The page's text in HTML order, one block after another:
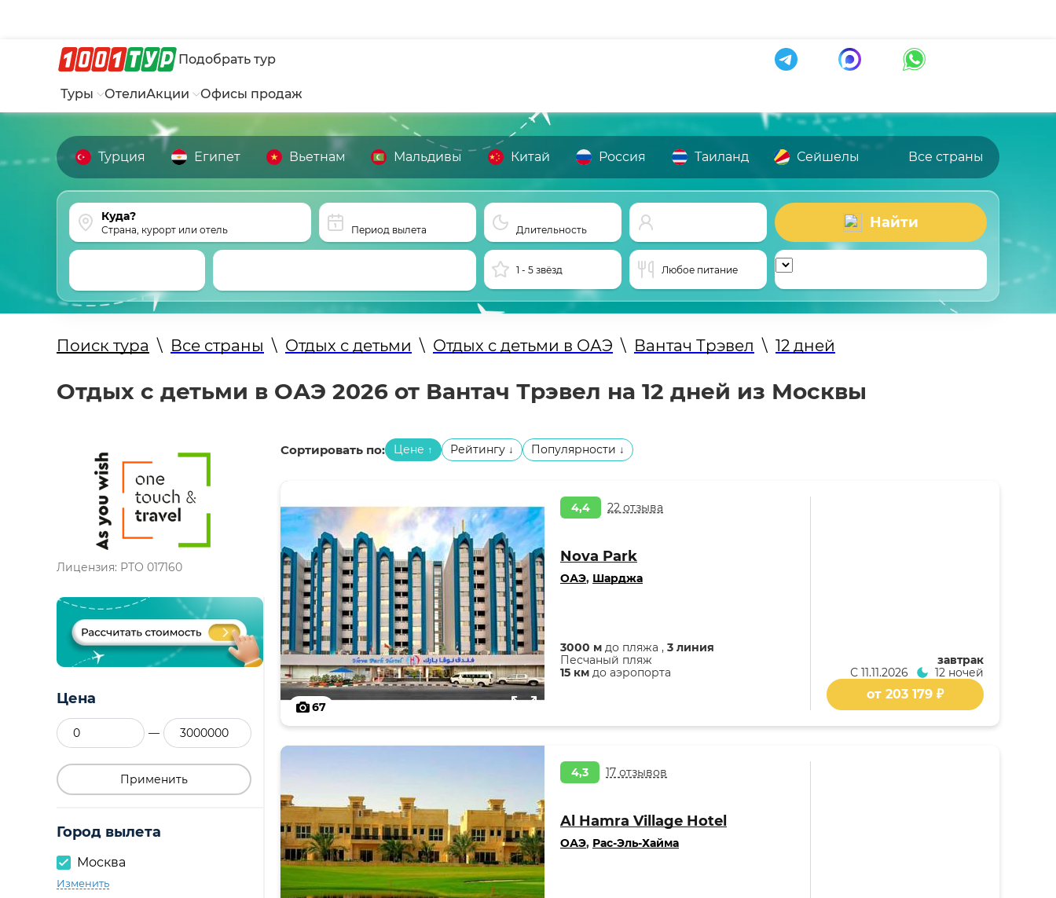
Подобрать тур
Туры ОтелиАкции Офисы продаж
Турция Египет Вьетнам Мальдивы Китай Россия Таиланд Сейшелы Все страны
Страна, курорт или отель Период вылета Длительность Найти
1 - 5 звёзд Любое питание
Поиск тура \ Все страны \ Отдых с детьми \ Отдых с детьми в ОАЭ \ Вантач Трэвел \ 12 дней
Отдых с детьми в ОАЭ 2026 от Вантач Трэвел на 12 дней из Москвы
Лицензия: РТО 017160
Цена
—
Применить
Город вылета
Москва
Изменить
Сортировать по: Цене ↑ Рейтингу ↓ Популярности ↓
67
4,4 22 отзыва
Nova Park
ОАЭ, Шарджа
3000 м до пляжа , 3 линия
Песчаный пляж
15 км до аэропорта
завтрак
С 11.11.2026 12 ночей
от 203 179 ₽
4,3 17 отзывов
Al Hamra Village Hotel
ОАЭ, Рас-Эль-Хайма